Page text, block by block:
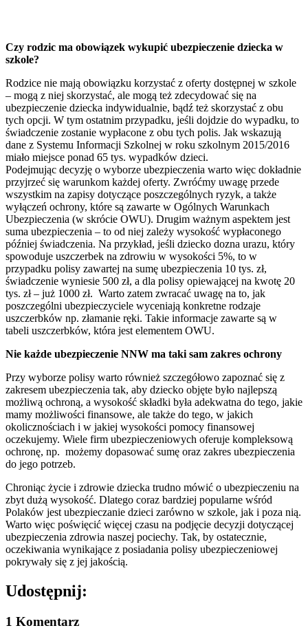
Czy rodzic ma obowiązek wykupić ubezpieczenie dziecka w
szkole?
Rodzice nie mają obowiązku korzystać z oferty dostępnej w szkole
– mogą z niej skorzystać, ale mogą też zdecydować się na
ubezpieczenie dziecka indywidualnie, bądź też skorzystać z obu
tych opcji. W tym ostatnim przypadku, jeśli dojdzie do wypadku, to
świadczenie zostanie wypłacone z obu tych polis. Jak wskazują
dane z Systemu Informacji Szkolnej w roku szkolnym 2015/2016
miało miejsce ponad 65 tys. wypadków dzieci.
Podejmując decyzję o wyborze ubezpieczenia warto więc dokładnie
przyjrzeć się warunkom każdej oferty. Zwróćmy uwagę przede
wszystkim na zapisy dotyczące poszczególnych ryzyk, a także
wyłączeń ochrony, które są zawarte w Ogólnych Warunkach
Ubezpieczenia (w skrócie OWU). Drugim ważnym aspektem jest
suma ubezpieczenia – to od niej zależy wysokość wypłaconego
później świadczenia. Na przykład, jeśli dziecko dozna urazu, który
spowoduje uszczerbek na zdrowiu w wysokości 5%, to w
przypadku polisy zawartej na sumę ubezpieczenia 10 tys. zł,
świadczenie wyniesie 500 zł, a dla polisy opiewającej na kwotę 20
tys. zł – już 1000 zł. Warto zatem zwracać uwagę na to, jak
poszczególni ubezpieczyciele wyceniają konkretne rodzaje
uszczerbków np. złamanie ręki. Takie informacje zawarte są w
tabeli uszczerbków, która jest elementem OWU.
Nie każde ubezpieczenie NNW ma taki sam zakres ochrony
Przy wyborze polisy warto również szczegółowo zapoznać się z
zakresem ubezpieczenia tak, aby dziecko objęte było najlepszą
możliwą ochroną, a wysokość składki była adekwatna do tego, jakie
mamy możliwości finansowe, ale także do tego, w jakich
okolicznościach i w jakiej wysokości pomocy finansowej
oczekujemy. Wiele firm ubezpieczeniowych oferuje kompleksową
ochronę, np. możemy dopasować sumę oraz zakres ubezpieczenia
do jego potrzeb.
Chroniąc życie i zdrowie dziecka trudno mówić o ubezpieczeniu na
zbyt dużą wysokość. Dlatego coraz bardziej popularne wśród
Polaków jest ubezpieczanie dzieci zarówno w szkole, jak i poza nią.
Warto więc poświęcić więcej czasu na podjęcie decyzji dotyczącej
ubezpieczenia zdrowia naszej pociechy. Tak, by ostatecznie,
oczekiwania wynikające z posiadania polisy ubezpieczeniowej
pokrywały się z jej jakością.
Udostępnij:
1 Komentarz